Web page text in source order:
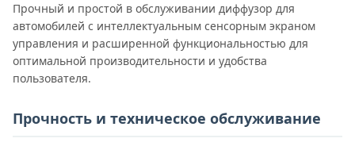
Прочный и простой в обслуживании диффузор для
автомобилей с интеллектуальным сенсорным экраном
управления и расширенной функциональностью для
оптимальной производительности и удобства
пользователя.
Прочность и техническое обслуживание